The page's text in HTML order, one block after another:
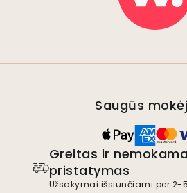
Saugūs
Greitas ir
pristatymas
Užsakymai išsiunčiami per 2-